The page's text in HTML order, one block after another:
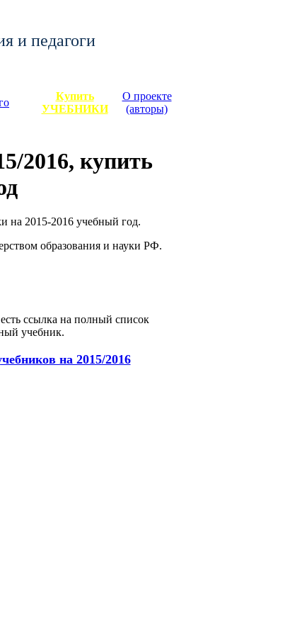
и педагоги
Купить
УЧЕБНИКИ
О проекте
(авторы)
2016, купить
на 2015-2016 учебный год.
образования и науки РФ.
ссылка на полный список
учебник.
на 2015/2016